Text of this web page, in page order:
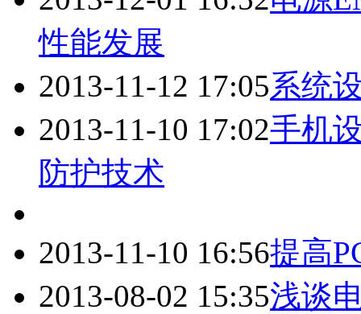
性能发展
2013-11-12 17:05系统
2013-11-10 17:02手机
防护技术
2013-11-10 16:56提高
2013-08-02 15:35浅谈